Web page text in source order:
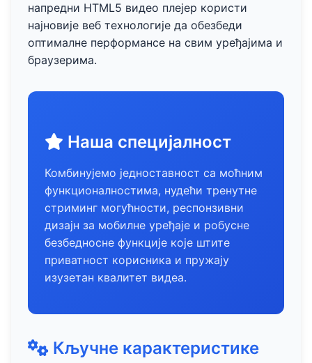
напредни HTML5 видео плејер користи
најновије веб технологије да обезбеди
оптималне перформансе на свим уређајима и
браузерима.
Наша специјалност
Комбинујемо једноставност са моћним
функционалностима, нудећи тренутне
стриминг могућности, респонзивни
дизајн за мобилне уређаје и робусне
безбедносне функције које штите
приватност корисника и пружају
изузетан квалитет видеа.
Кључне карактеристике